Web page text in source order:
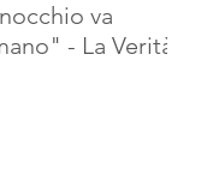
va
- La Verità